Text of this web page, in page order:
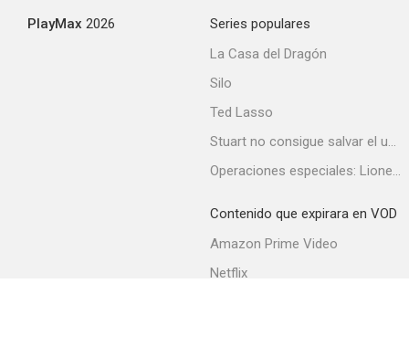
PlayMax 2026
Series populares
La Casa del Dragón
Silo
Ted Lasso
Stuart no consigue salvar el universo
Operaciones especiales: Lioness
Contenido que expirara en VOD
Amazon Prime Video
Netflix